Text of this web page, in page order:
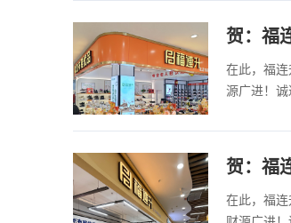
贺：福
在此，福
源广进！诚
贺：福
在此，福